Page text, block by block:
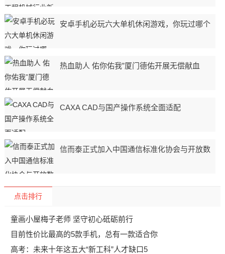
安卓手机必玩六大单机休闲游戏，你玩过哪个
热血助人 佑你佑我”厦门德佑开展无偿献血
CAXA CAD与国产操作系统全面适配
信而泰正式加入中国通信标准化协会与开放数
点击排行
童画小屋梅子老师 坚守初心砥砺前行
目前性价比最高的5款手机，总有一款适合你
高考：未来十年这五大“新工科”人才缺口5